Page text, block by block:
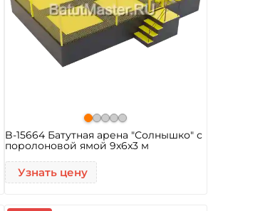
B-15664 Батутная арена "Солнышко" с
поролоновой ямой 9x6x3 м
Узнать цену